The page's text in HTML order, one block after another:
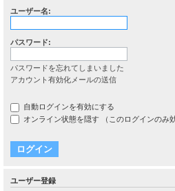
ユーザー名:
パスワード:
パスワードを忘れてしまいました
アカウント有効化メールの送信
自動ログインを有効にする
オンライン状態を隠す （このログインのみ
ユーザー登録